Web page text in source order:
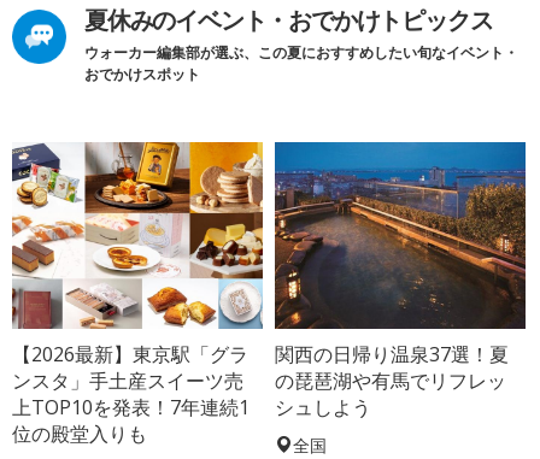
夏休みのイベント・おでかけトピックス
ウォーカー編集部が選ぶ、この夏におすすめしたい旬なイベント・
おでかけスポット
【2026最新】東京駅「グラ
ンスタ」手土産スイーツ売
上TOP10を発表！7年連続1
位の殿堂入りも
関西の日帰り温泉37選！夏
の琵琶湖や有馬でリフレッ
シュしよう
全国